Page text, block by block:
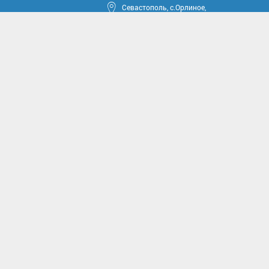
Севастополь, с.Орлиное,